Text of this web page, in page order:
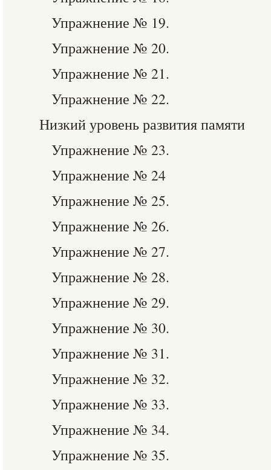
Упражнение № 19.
Упражнение № 20.
Упражнение № 21.
Упражнение № 22.
Низкий уровень развития памяти
Упражнение № 23.
Упражнение № 24
Упражнение № 25.
Упражнение № 26.
Упражнение № 27.
Упражнение № 28.
Упражнение № 29.
Упражнение № 30.
Упражнение № 31.
Упражнение № 32.
Упражнение № 33.
Упражнение № 34.
Упражнение № 35.